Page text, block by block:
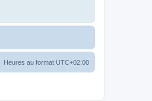
Heures au format UTC+02:00